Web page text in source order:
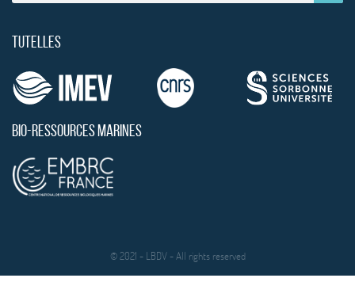
TUTELLES
BIO-RESSOURCES MARINES
© 2021 - LBDV - All rights reserved